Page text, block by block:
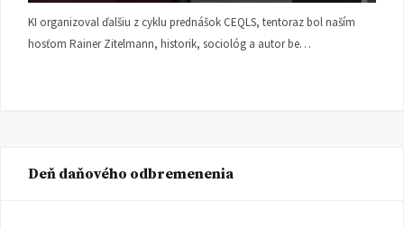
KI organizoval ďalšiu z cyklu prednášok CEQLS, tentoraz bol naším
hosťom Rainer Zitelmann, historik, sociológ a autor be…
Deň daňového odbremenenia